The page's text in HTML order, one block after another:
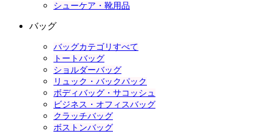
シューケア・靴用品
バッグ
バッグカテゴリすべて
トートバッグ
ショルダーバッグ
リュック・バックパック
ボディバッグ・サコッシュ
ビジネス・オフィスバッグ
クラッチバッグ
ボストンバッグ